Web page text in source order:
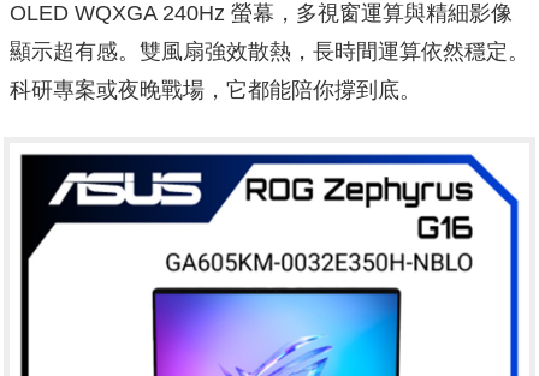
OLED WQXGA 240Hz 螢幕，多視窗運算與精細影像
顯示超有感。雙風扇強效散熱，長時間運算依然穩定。
科研專案或夜晚戰場，它都能陪你撐到底。